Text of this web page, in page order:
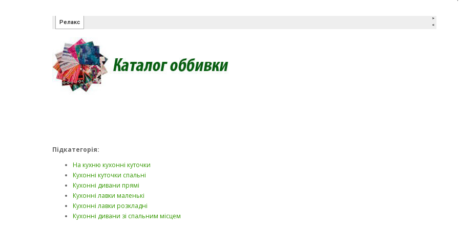
Підкатегорія:
На кухню кухонні куточки
Кухонні куточки спальні
Кухонні дивани прямі
Кухонні лавки маленькі
Кухонні лавки розкладні
Кухонні дивани зі спальним місцем